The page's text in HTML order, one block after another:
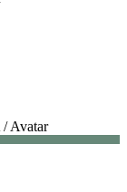
/Avatar